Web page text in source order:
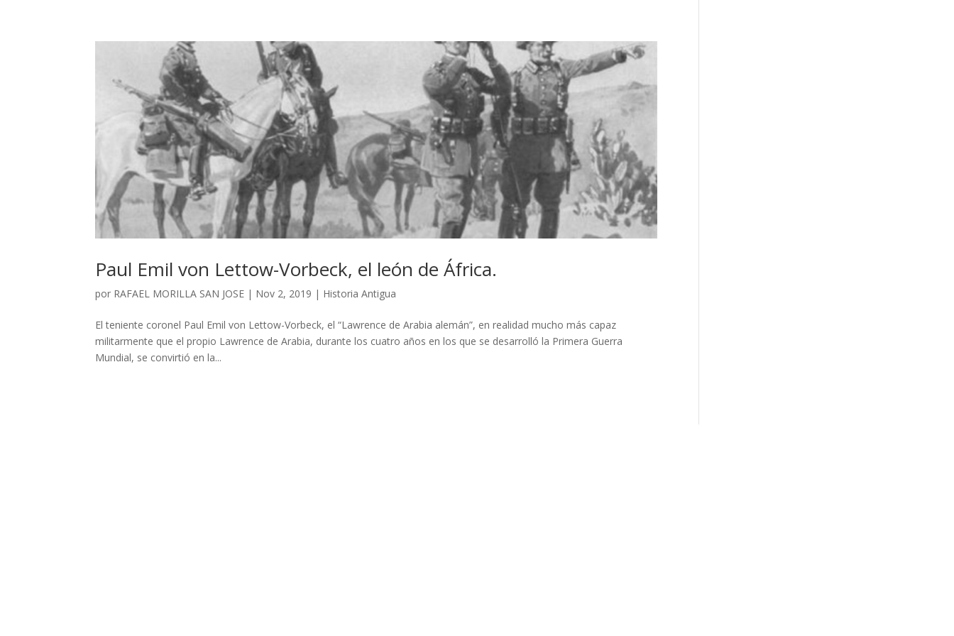
Paul Emil von Lettow-Vorbeck, el león de África.
por RAFAEL MORILLA SAN JOSE | Nov 2, 2019 | Historia Antigua
El teniente coronel Paul Emil von Lettow-Vorbeck, el “Lawrence de Arabia alemán”, en realidad mucho más capaz
militarmente que el propio Lawrence de Arabia, durante los cuatro años en los que se desarrolló la Primera Guerra
Mundial, se convirtió en la...